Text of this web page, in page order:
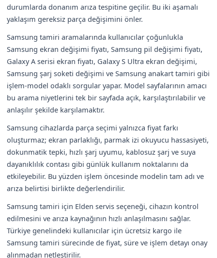
durumlarda donanım arıza tespitine geçilir. Bu iki aşamalı
yaklaşım gereksiz parça değişimini önler.
Samsung tamiri aramalarında kullanıcılar çoğunlukla
Samsung ekran değişimi fiyatı, Samsung pil değişimi fiyatı,
Galaxy A serisi ekran fiyatı, Galaxy S Ultra ekran değişimi,
Samsung şarj soketi değişimi ve Samsung anakart tamiri gibi
işlem-model odaklı sorgular yapar. Model sayfalarının amacı
bu arama niyetlerini tek bir sayfada açık, karşılaştırılabilir ve
anlaşılır şekilde karşılamaktır.
Samsung cihazlarda parça seçimi yalnızca fiyat farkı
oluşturmaz; ekran parlaklığı, parmak izi okuyucu hassasiyeti,
dokunmatik tepki, hızlı şarj uyumu, kablosuz şarj ve suya
dayanıklılık contası gibi günlük kullanım noktalarını da
etkileyebilir. Bu yüzden işlem öncesinde modelin tam adı ve
arıza belirtisi birlikte değerlendirilir.
Samsung tamiri için Elden servis seçeneği, cihazın kontrol
edilmesini ve arıza kaynağının hızlı anlaşılmasını sağlar.
Türkiye genelindeki kullanıcılar için ücretsiz kargo ile
Samsung tamiri sürecinde de fiyat, süre ve işlem detayı onay
alınmadan netleştirilir.